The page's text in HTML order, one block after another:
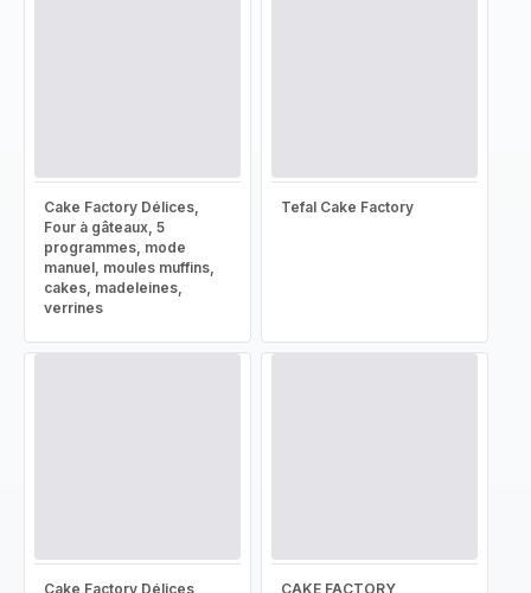
Cake Factory Délices,
Four à gâteaux, 5
programmes, mode
manuel, moules muffins,
cakes, madeleines,
verrines
Tefal Cake Factory
Cake Factory Délices
CAKE FACTORY